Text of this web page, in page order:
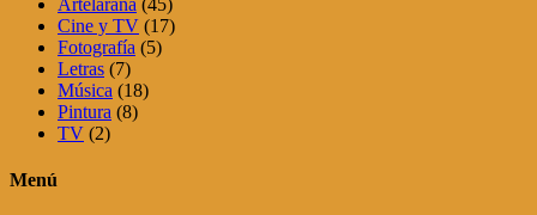
Artelaraña (45)
Cine y TV (17)
Fotografía (5)
Letras (7)
Música (18)
Pintura (8)
TV (2)
Menú